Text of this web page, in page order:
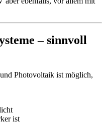
– sinnvoll
Photovoltaik ist möglich,
ist